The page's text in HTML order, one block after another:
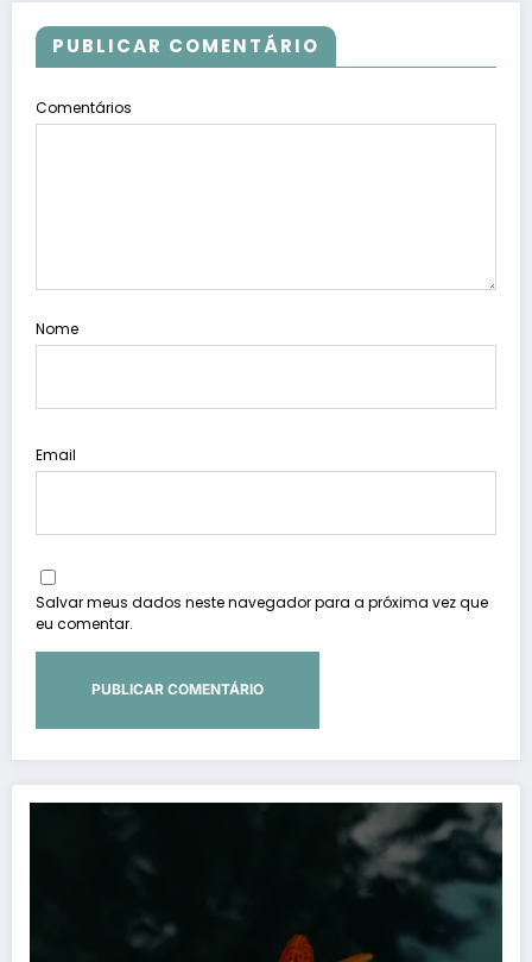
PUBLICAR COMENTÁRIO
Comentários
Nome
Email
Salvar meus dados neste navegador para a próxima vez que
eu comentar.